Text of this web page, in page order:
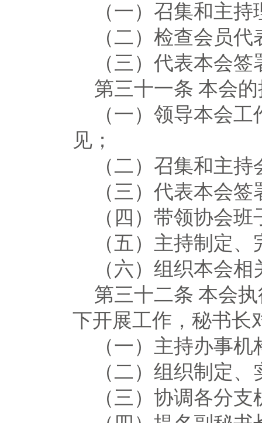
（一）召集和主
（二）检查会员
（三）代表本会
第三十一条 本会
（一）领导本会
见；
（二）召集和主
（三）代表本会
（四）带领协会
（五）主持制定
（六）组织本会
第三十二条 本会
下开展工作，秘书长
（一）主持办事
（二）组织制定
（三）协调各分